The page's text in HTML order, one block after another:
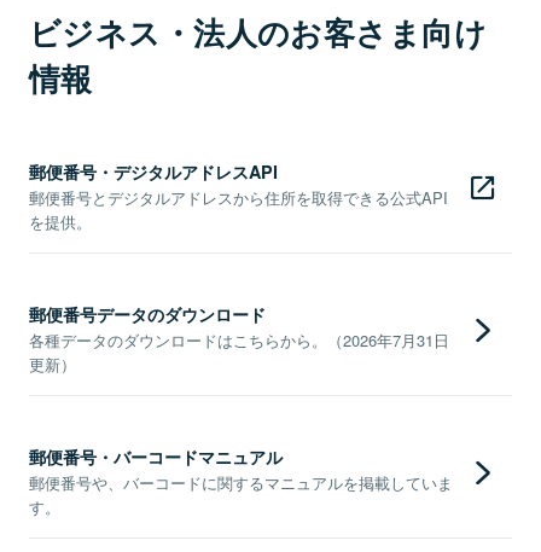
ビジネス・法人のお客さま向け
情報
郵便番号・デジタルアドレスAPI
郵便番号とデジタルアドレスから住所を取得できる公式API
を提供。
郵便番号データのダウンロード
各種データのダウンロードはこちらから。（2026年7月31日
更新）
郵便番号・バーコードマニュアル
郵便番号や、バーコードに関するマニュアルを掲載していま
す。